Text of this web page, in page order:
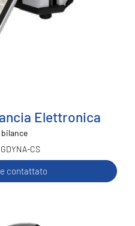
Elettronica
bilance
CS
contattato